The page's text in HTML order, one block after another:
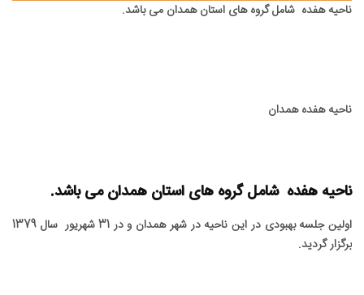
ناحيه هفده شامل گروه های استان همدان می باشد.
ناحیه هفده همدان
ناحيه هفده شامل گروه های استان همدان می باشد.
اولين جلسه بهبودی در اين ناحيه در شهر همدان و در 31 شهریور سال 1379
برگزار گرديد.